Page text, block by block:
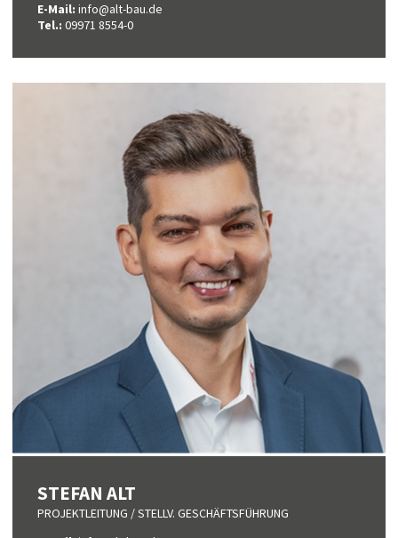
E-Mail: info@alt-bau.de
Tel.: 09971 8554-0
STEFAN ALT
PROJEKTLEITUNG / STELLV. GESCHÄFTSFÜHRUNG